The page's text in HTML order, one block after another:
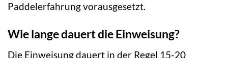
Paddelerfahrung vorausgesetzt.
Wie lange dauert die Einweisung?
Die Einweisung dauert in der Regel 15-20